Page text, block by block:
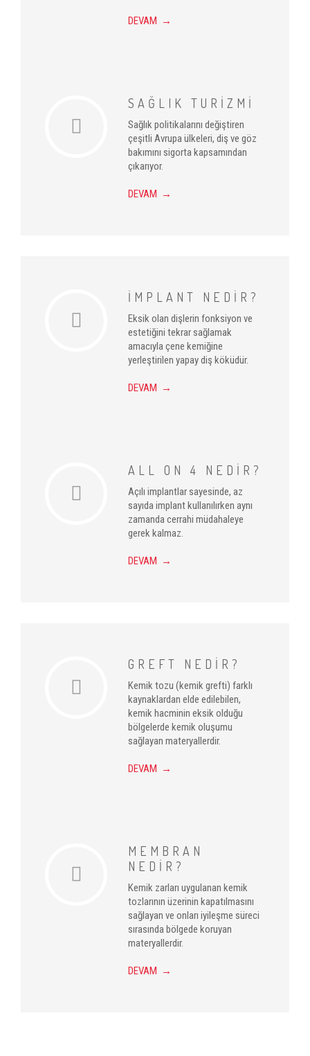
DEVAM →
SAĞLIK TURİZMİ
Sağlık politikalarını değiştiren
çeşitli Avrupa ülkeleri, diş ve göz
bakımını sigorta kapsamından
çıkarıyor.
DEVAM →
İMPLANT NEDİR?
Eksik olan dişlerin fonksiyon ve
estetiğini tekrar sağlamak
amacıyla çene kemiğine
yerleştirilen yapay diş köküdür.
DEVAM →
ALL ON 4 NEDİR?
Açılı implantlar sayesinde, az
sayıda implant kullanılırken aynı
zamanda cerrahi müdahaleye
gerek kalmaz.
DEVAM →
GREFT NEDİR?
Kemik tozu (kemik grefti) farklı
kaynaklardan elde edilebilen,
kemik hacminin eksik olduğu
bölgelerde kemik oluşumu
sağlayan materyallerdir.
DEVAM →
MEMBRAN
NEDİR?
Kemik zarları uygulanan kemik
tozlarının üzerinin kapatılmasını
sağlayan ve onları iyileşme süreci
sırasında bölgede koruyan
materyallerdir.
DEVAM →